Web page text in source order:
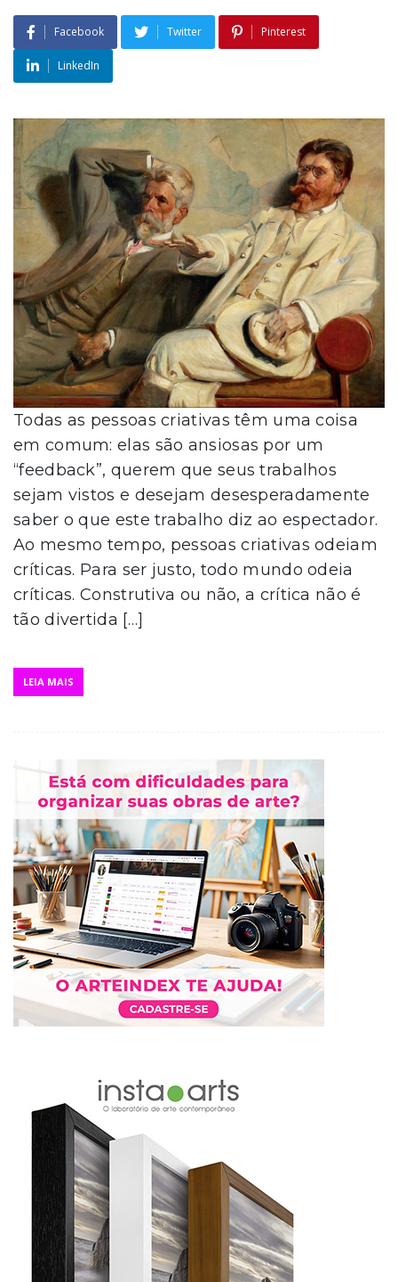
Facebook Twitter Pinterest
LinkedIn
Todas as pessoas criativas têm uma coisa
em comum: elas são ansiosas por um
“feedback”, querem que seus trabalhos
sejam vistos e desejam desesperadamente
saber o que este trabalho diz ao espectador.
Ao mesmo tempo, pessoas criativas odeiam
críticas. Para ser justo, todo mundo odeia
críticas. Construtiva ou não, a crítica não é
tão divertida […]
LEIA MAIS